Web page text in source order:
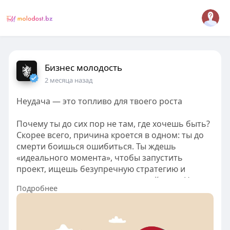
Бизнес молодость
2 месяца назад
Неудача — это топливо для твоего роста
Почему ты до сих пор не там, где хочешь быть?
Скорее всего, причина кроется в одном: ты до
смерти боишься ошибиться. Ты ждешь
«идеального момента», чтобы запустить
проект, ищешь безупречную стратегию и
пытаешься предусмотреть каждый риск. Но
правда в том, что идеальных условий не будет
который не дает тебе выйти на новый уровень
дохода и масштабировать свое дело.
Подробнее